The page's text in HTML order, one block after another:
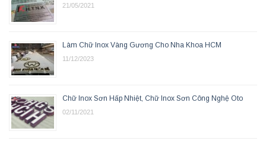
21/05/2021
Làm Chữ Inox Vàng Gương Cho Nha Khoa HCM
11/12/2023
Chữ Inox Sơn Hấp Nhiệt, Chữ Inox Sơn Công Nghệ Oto
02/11/2021